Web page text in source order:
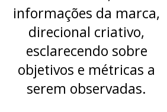
informações da marca,
direcional criativo,
esclarecendo sobre
objetivos e métricas a
serem observadas.